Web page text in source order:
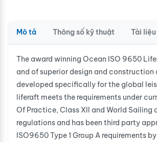
Mô tả Thông số kỹ thuật Tài
The award winning Ocean ISO 9650
and of superior design and construction
developed specifically for the global
liferaft meets the requirements under
Of Practice, Class XII and World Sailing
regulations and has been third party
ISO9650 Type 1 Group A requirements